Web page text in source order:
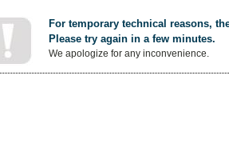
For temporary technical reasons,
Please try again in a few minutes.
We apologize for any inconvenience.